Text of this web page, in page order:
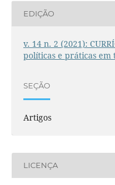
EDIÇÃO
v. 14 n. 2 (2021):
políticas e práticas
SEÇÃO
Artigos
LICENÇA